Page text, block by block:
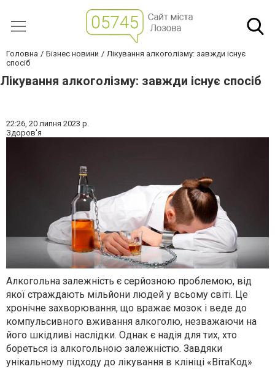
Головна Бізнес новини
Лікування алкоголізму: завжди існує
спосіб
Лікування алкоголізму: завжди існує спосіб
22:26, 20 липня 2023 р.
Здоров'я
Алкогольна залежність є серйозною проблемою, від
якої страждають мільйони людей у всьому світі. Це
хронічне захворювання, що вражає мозок і веде до
компульсивного вживання алкоголю, незважаючи на
його шкідливі наслідки. Однак є надія для тих, хто
бореться із алкогольною залежністю. Завдяки
унікальному підходу до лікування в клініці «ВітаКод»